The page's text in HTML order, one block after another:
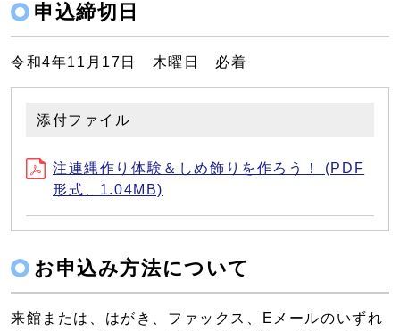
申込締切日
令和4年11月17日 木曜日 必着
添付ファイル
注連縄作り体験＆しめ飾りを作ろう！ (PDF
形式、1.04MB)
お申込み方法について
来館または、はがき、ファックス、Eメールのいずれ